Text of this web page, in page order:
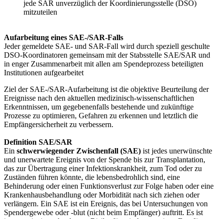
jede SAR unverzüglich der Koordinierungsstelle (DSO)
mitzuteilen
Aufarbeitung eines SAE-/SAR-Falls
Jeder gemeldete SAE- und SAR-Fall wird durch speziell geschulte
DSO-Koordinatoren gemeinsam mit der Stabsstelle SAE/SAR und
in enger Zusammenarbeit mit allen am Spendeprozess beteiligten
Institutionen aufgearbeitet
Ziel der SAE-/SAR-Aufarbeitung ist die objektive Beurteilung der
Ereignisse nach den aktuellen medizinisch-wissenschaftlichen
Erkenntnissen, um gegebenenfalls bestehende und zukünftige
Prozesse zu optimieren, Gefahren zu erkennen und letztlich die
Empfängersicherheit zu verbessern.
Definition SAE/SAR
Ein schwerwiegender Zwischenfall (SAE) ist jedes unerwünschte
und unerwartete Ereignis von der Spende bis zur Transplantation,
das zur Übertragung einer Infektionskrankheit, zum Tod oder zu
Zuständen führen könnte, die lebensbedrohlich sind, eine
Behinderung oder einen Funktionsverlust zur Folge haben oder eine
Krankenhausbehandlung oder Morbidität nach sich ziehen oder
verlängern. Ein SAE ist ein Ereignis, das bei Untersuchungen von
Spendergewebe oder -blut (nicht beim Empfänger) auftritt. Es ist